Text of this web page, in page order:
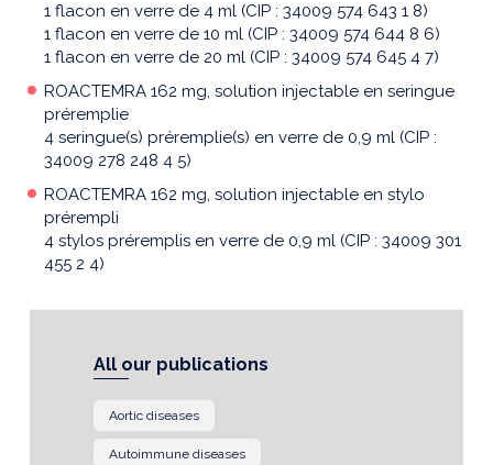
1 flacon en verre de 4 ml (CIP : 34009 574 643 1 8)
1 flacon en verre de 10 ml (CIP : 34009 574 644 8 6)
1 flacon en verre de 20 ml (CIP : 34009 574 645 4 7)
ROACTEMRA 162 mg, solution injectable en seringue
préremplie
4 seringue(s) préremplie(s) en verre de 0,9 ml (CIP :
34009 278 248 4 5)
ROACTEMRA 162 mg, solution injectable en stylo
prérempli
4 stylos préremplis en verre de 0,9 ml (CIP : 34009 301
455 2 4)
All our publications
Aortic diseases
Autoimmune diseases